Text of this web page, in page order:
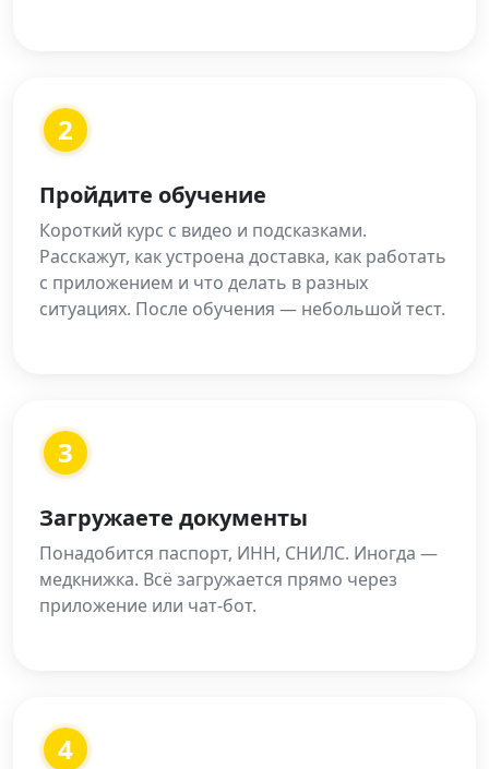
2
Пройдите обучение
Короткий курс с видео и подсказками.
Расскажут, как устроена доставка, как работать
с приложением и что делать в разных
ситуациях. После обучения — небольшой тест.
3
Загружаете документы
Понадобится паспорт, ИНН, СНИЛС. Иногда —
медкнижка. Всё загружается прямо через
приложение или чат-бот.
4